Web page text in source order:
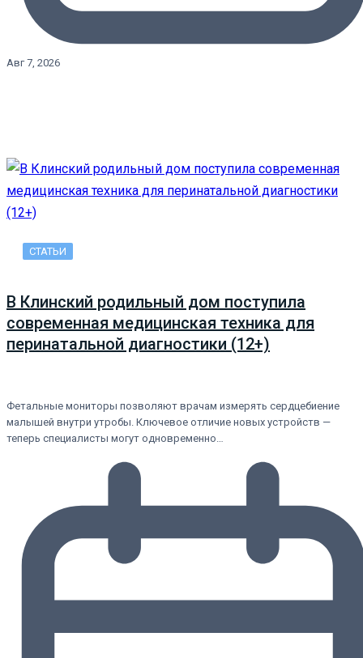
Авг 7, 2026
СТАТЬИ
В Клинский родильный дом поступила
современная медицинская техника для
перинатальной диагностики (12+)
Фетальные мониторы позволяют врачам измерять сердцебиение
малышей внутри утробы. Ключевое отличие новых устройств —
теперь специалисты могут одновременно…